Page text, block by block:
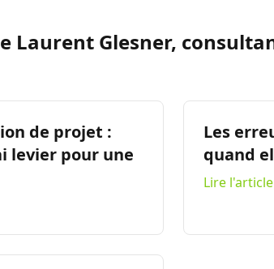
Laurent Glesner,
de projet :
levier pour une
Les
quand
Lire